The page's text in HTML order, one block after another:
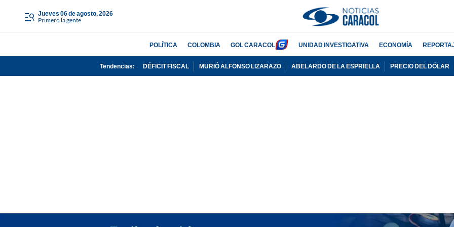
jueves 06 de agosto, 2026
Primero la gente
POLÍTICA COLOMBIA GOL CARACOL UNIDAD INVESTIGATIVA ECONOMÍA
Tendencias: DÉFICIT FISCAL MURIÓ ALFONSO LIZARAZO ABELARDO DE LA ESPRIELLA PRECIO DEL DÓLAR